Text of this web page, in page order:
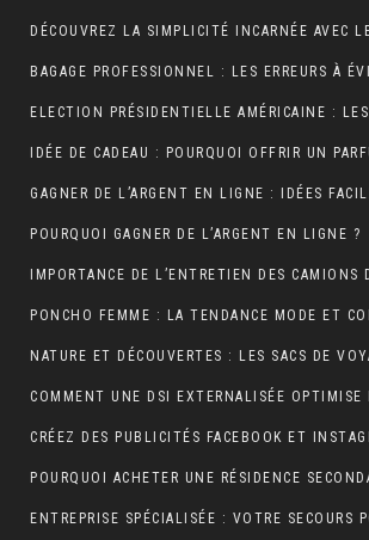
POURQUOI GAGNER DE L’ARGENT EN LIGNE ?